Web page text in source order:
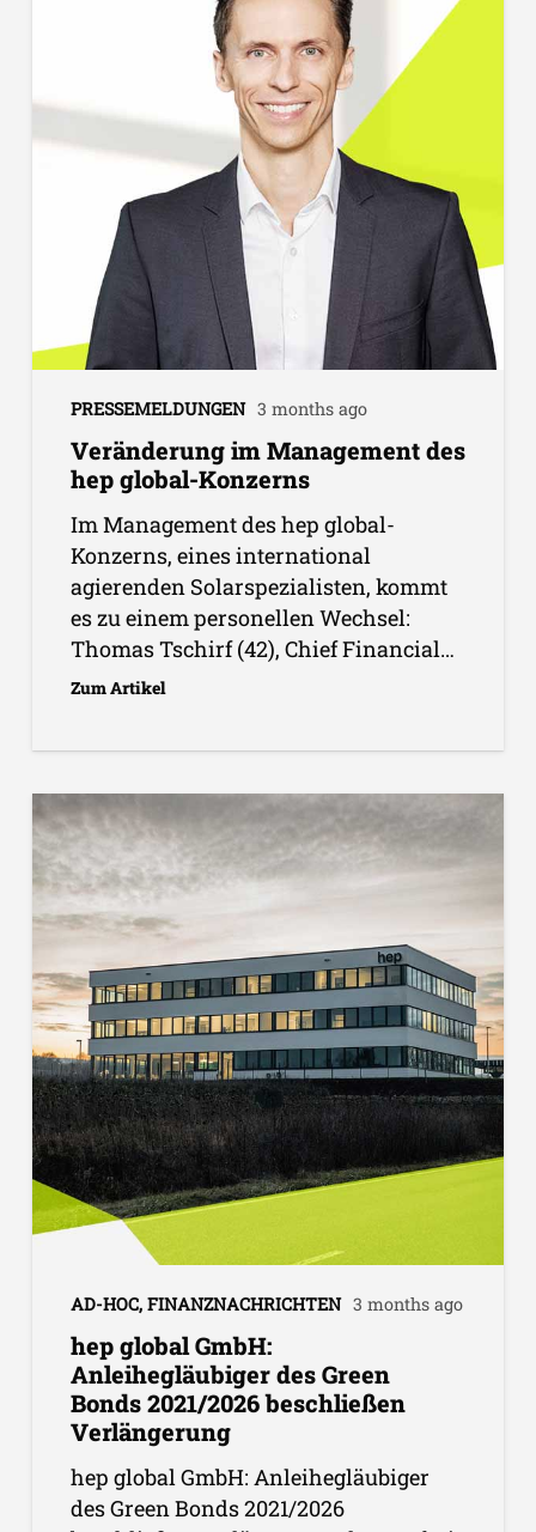
PRESSEMELDUNGEN 3 months ago
Veränderung im Management des
hep global-Konzerns
Im Management des hep global-
Konzerns, eines international
agierenden Solarspezialisten, kommt
es zu einem personellen Wechsel:
Thomas Tschirf (42), Chief Financial…
Zum Artikel
AD-HOC, FINANZNACHRICHTEN 3 months ago
hep global GmbH:
Anleihegläubiger des Green
Bonds 2021/2026 beschließen
Verlängerung
hep global GmbH: Anleihegläubiger
des Green Bonds 2021/2026